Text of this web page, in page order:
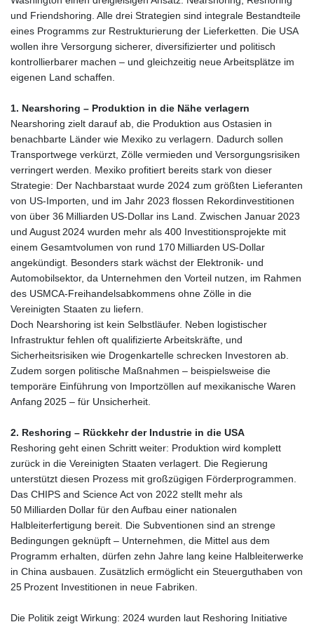
und Friendshoring. Alle drei Strategien sind integrale Bestandteile
eines Programms zur Restrukturierung der Lieferketten. Die USA
wollen ihre Versorgung sicherer, diversifizierter und politisch
kontrollierbarer machen – und gleichzeitig neue Arbeitsplätze im
eigenen Land schaffen.
1. Nearshoring – Produktion in die Nähe verlagern
Nearshoring zielt darauf ab, die Produktion aus Ostasien in
benachbarte Länder wie Mexiko zu verlagern. Dadurch sollen
Transportwege verkürzt, Zölle vermieden und Versorgungsrisiken
verringert werden. Mexiko profitiert bereits stark von dieser
Strategie: Der Nachbarstaat wurde 2024 zum größten Lieferanten
von US‑Importen, und im Jahr 2023 flossen Rekordinvestitionen
von über 36 Milliarden US‑Dollar ins Land. Zwischen Januar 2023
und August 2024 wurden mehr als 400 Investitionsprojekte mit
einem Gesamtvolumen von rund 170 Milliarden US‑Dollar
angekündigt. Besonders stark wächst der Elektronik‑ und
Automobilsektor, da Unternehmen den Vorteil nutzen, im Rahmen
des USMCA‑Freihandelsabkommens ohne Zölle in die
Vereinigten Staaten zu liefern.
Doch Nearshoring ist kein Selbstläufer. Neben logistischer
Infrastruktur fehlen oft qualifizierte Arbeitskräfte, und
Sicherheitsrisiken wie Drogenkartelle schrecken Investoren ab.
Zudem sorgen politische Maßnahmen – beispielsweise die
temporäre Einführung von Importzöllen auf mexikanische Waren
Anfang 2025 – für Unsicherheit.
2. Reshoring – Rückkehr der Industrie in die USA
Reshoring geht einen Schritt weiter: Produktion wird komplett
zurück in die Vereinigten Staaten verlagert. Die Regierung
unterstützt diesen Prozess mit großzügigen Förderprogrammen.
Das CHIPS and Science Act von 2022 stellt mehr als
50 Milliarden Dollar für den Aufbau einer nationalen
Halbleiterfertigung bereit. Die Subventionen sind an strenge
Bedingungen geknüpft – Unternehmen, die Mittel aus dem
Programm erhalten, dürfen zehn Jahre lang keine Halbleiterwerke
in China ausbauen. Zusätzlich ermöglicht ein Steuerguthaben von
25 Prozent Investitionen in neue Fabriken.
Die Politik zeigt Wirkung: 2024 wurden laut Reshoring Initiative